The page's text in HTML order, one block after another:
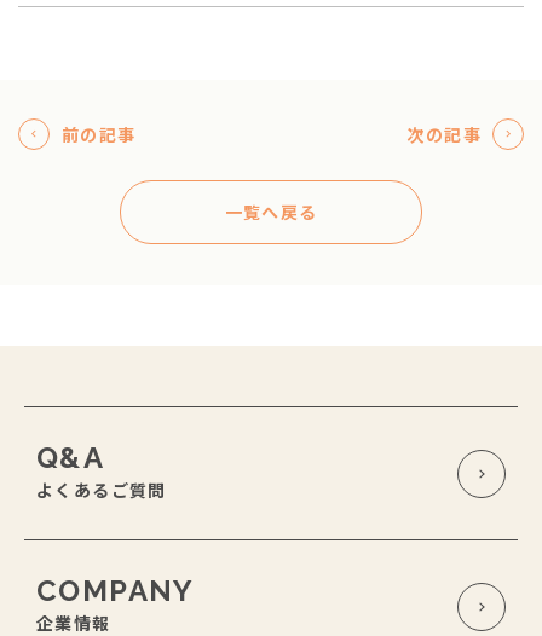
前の記事 次の記事
一覧へ戻る
Q&A
よくあるご質問
COMPANY
企業情報